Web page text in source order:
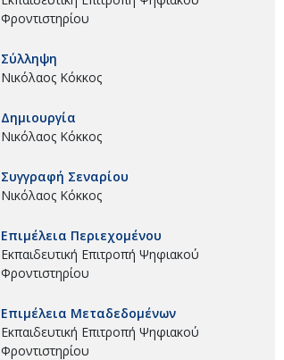
Φροντιστηρίου
Σύλληψη
Νικόλαος Κόκκος
Δημιουργία
Νικόλαος Κόκκος
Συγγραφή Σεναρίου
Νικόλαος Κόκκος
Επιμέλεια Περιεχομένου
Εκπαιδευτική Επιτροπή Ψηφιακού
Φροντιστηρίου
Επιμέλεια Μεταδεδομένων
Εκπαιδευτική Επιτροπή Ψηφιακού
Φροντιστηρίου